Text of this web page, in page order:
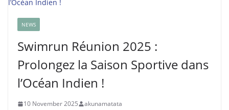
NEWS
Swimrun Réunion 2025 :
Prolongez la Saison Sportive dans
l’Océan Indien !
10 November 2025 akunamatata